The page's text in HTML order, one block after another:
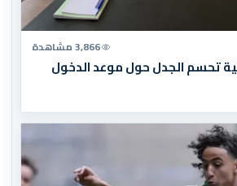
3,866 مشاهدة
تحسم الجدل حول موعد الدخول